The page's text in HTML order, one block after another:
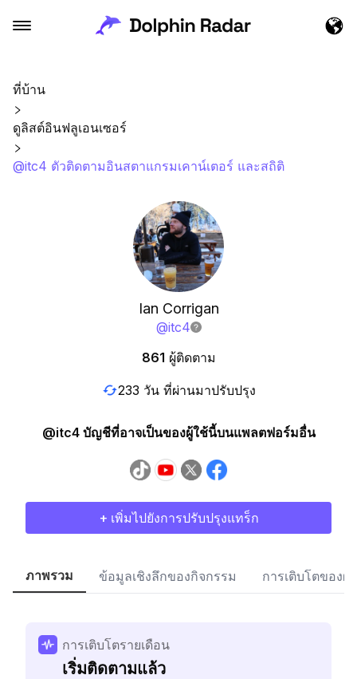
ที่บ้าน
ดูลิสต์อินฟลูเอนเซอร์
@itc4 ตัวติดตามอินสตาแกรมเคาน์เตอร์ และสถิติ
Ian Corrigan
@itc4
861 ผู้ติดตาม
233 วัน ที่ผ่านมาปรับปรุง
@itc4 บัญชีที่อาจเป็นของผู้ใช้นี้บนแพลตฟอร์มอื่น
+ เพิ่มไปยังการปรับปรุงแทร็ก
ภาพรวม ข้อมูลเชิงลึกของกิจกรรม การเติบโตของผู้
การเติบโตรายเดือน
เริ่มติดตามแล้ว